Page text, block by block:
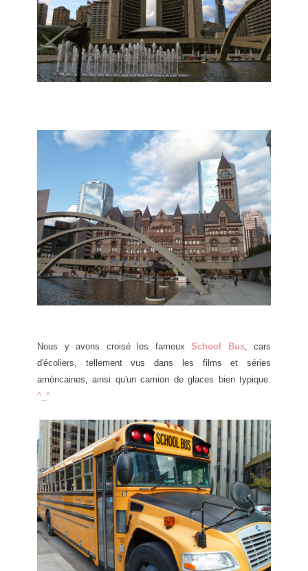
Nous y avons croisé les fameux School Bus, cars
d'écoliers, tellement vus dans les films et séries
américaines, ainsi qu'un camion de glaces bien typique.
^_^